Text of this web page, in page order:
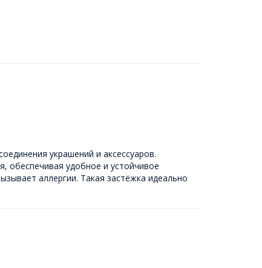
украшений и аксессуаров.
обеспечивая удобное и устойчивое
аллергии. Такая застёжка идеально